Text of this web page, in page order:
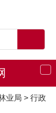
导
航
业局 > 行政